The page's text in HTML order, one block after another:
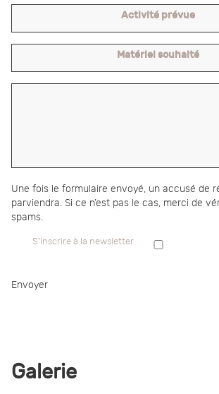
Activité prévue
Matériel souhaité
Une fois le formulaire envoyé, un accusé de
parviendra. Si ce n’est pas le cas, merci de
spams.
S'inscrire à la newsletter
Envoyer
Galerie